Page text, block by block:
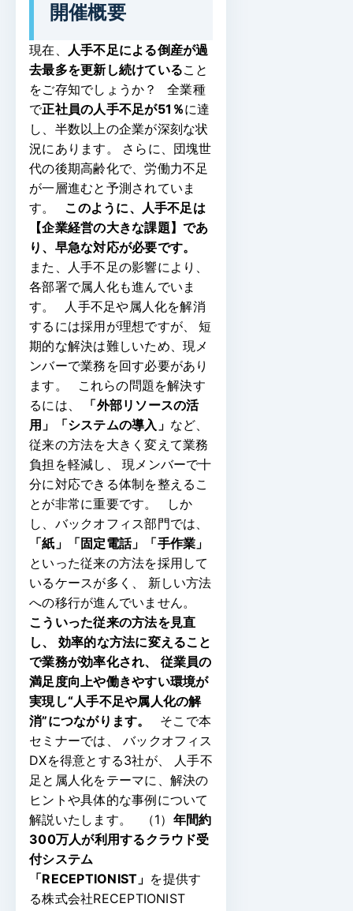
開催概要
現在、
人手不足による倒産が過
去最多を更新し続けていること
をご存知でしょうか？
全業種
で正社員の人手不足が51％に達
し、半数以上の企業が深刻な状
況にあります。
さらに、団塊世
代の後期高齢化で、労働力不足
が一層進むと予測されていま
す。
このように、人手不足は
【企業経営の大きな課題】であ
り、早急な対応が必要です。
また、人手不足の影響により、
各部署で属人化も進んでいま
す。
人手不足や属人化を解消
するには採用が理想ですが、
短
期的な解決は難しいため、現メ
ンバーで業務を回す必要があり
ます。
これらの問題を解決す
るには、
「外部リソースの活
用」「システムの導入」 など、
従来の方法を大きく変えて業務
負担を軽減し、
現メンバーで十
分に対応できる体制を整えるこ
とが非常に重要です。
しか
し、バックオフィス部門では、
「紙」「固定電話」「手作業」
といった従来の方法を採用して
いるケースが多く、
新しい方法
への移行が進んでいません。
こういった従来の方法を見直
し、
効率的な方法に変えること
で業務が効率化され、
従業員の
満足度向上や働きやすい環境が
実現し“人手不足や属人化の解
消”につながります。
そこで本
セミナーでは、
バックオフィス
DXを得意とする3社が、 人手不
足と属人化をテーマに、解決の
ヒントや具体的な事例について
解説いたします。
（1） 年間約
300万人が利用するクラウド受
付システム
「RECEPTIONIST」 を提供す
る株式会社RECEPTIONIST